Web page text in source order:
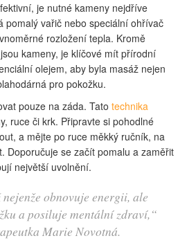
je nutné kameny nejdříve
pomalý vařič nebo speciální ohřívač
rozložení tepla. Kromě
kameny, je klíčové mít přírodní
olejem, aby byla masáž nejen
pro pokožku.
pouze na záda. Tato technika
ruce či krk. Připravte si pohodlné
a mějte po ruce měkký ručník, na
Doporučuje se začít pomalu a zaměřit
největší uvolnění.
obnovuje energii, ale
a posiluje mentální zdraví,“
Marie Novotná.